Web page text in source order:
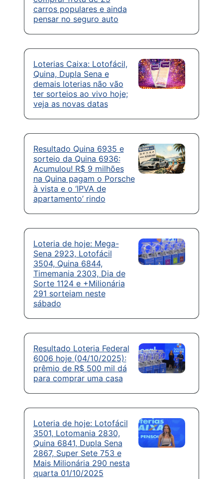
carros populares e ainda
pensar no seguro auto
Loterias Caixa: Lotofácil,
Quina, Dupla Sena e
demais loterias não vão
ter sorteios ao vivo hoje;
veja as novas datas
Resultado Quina 6935 e
sorteio da Quina 6936:
Acumulou! R$ 9 milhões
na Quina pagam o Porsche
à vista e o ‘IPVA de
apartamento’ rindo
Loteria de hoje: Mega-
Sena 2923, Lotofácil
3504, Quina 6844,
Timemania 2303, Dia de
Sorte 1124 e +Milionária
291 sorteiam neste
sábado
Resultado Loteria Federal
6006 hoje (04/10/2025):
prêmio de R$ 500 mil dá
para comprar uma casa
Loteria de hoje: Lotofácil
3501, Lotomania 2830,
Quina 6841, Dupla Sena
2867, Super Sete 753 e
Mais Milionária 290 nesta
quarta 01/10/2025